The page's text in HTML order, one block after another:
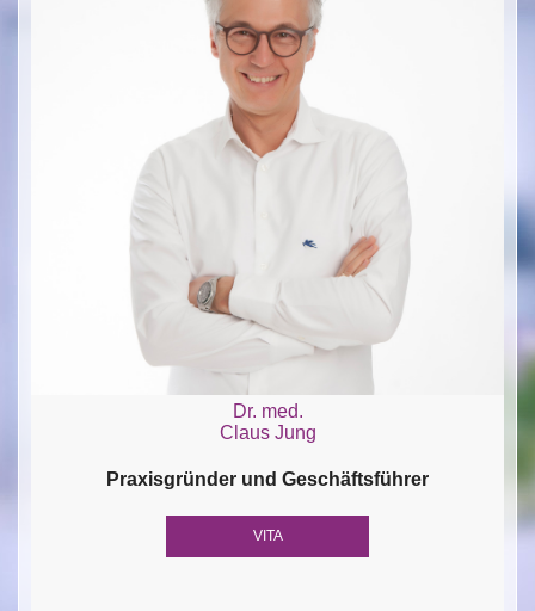
Dr. med.
Claus Jung
Praxisgründer und Geschäftsführer
VITA